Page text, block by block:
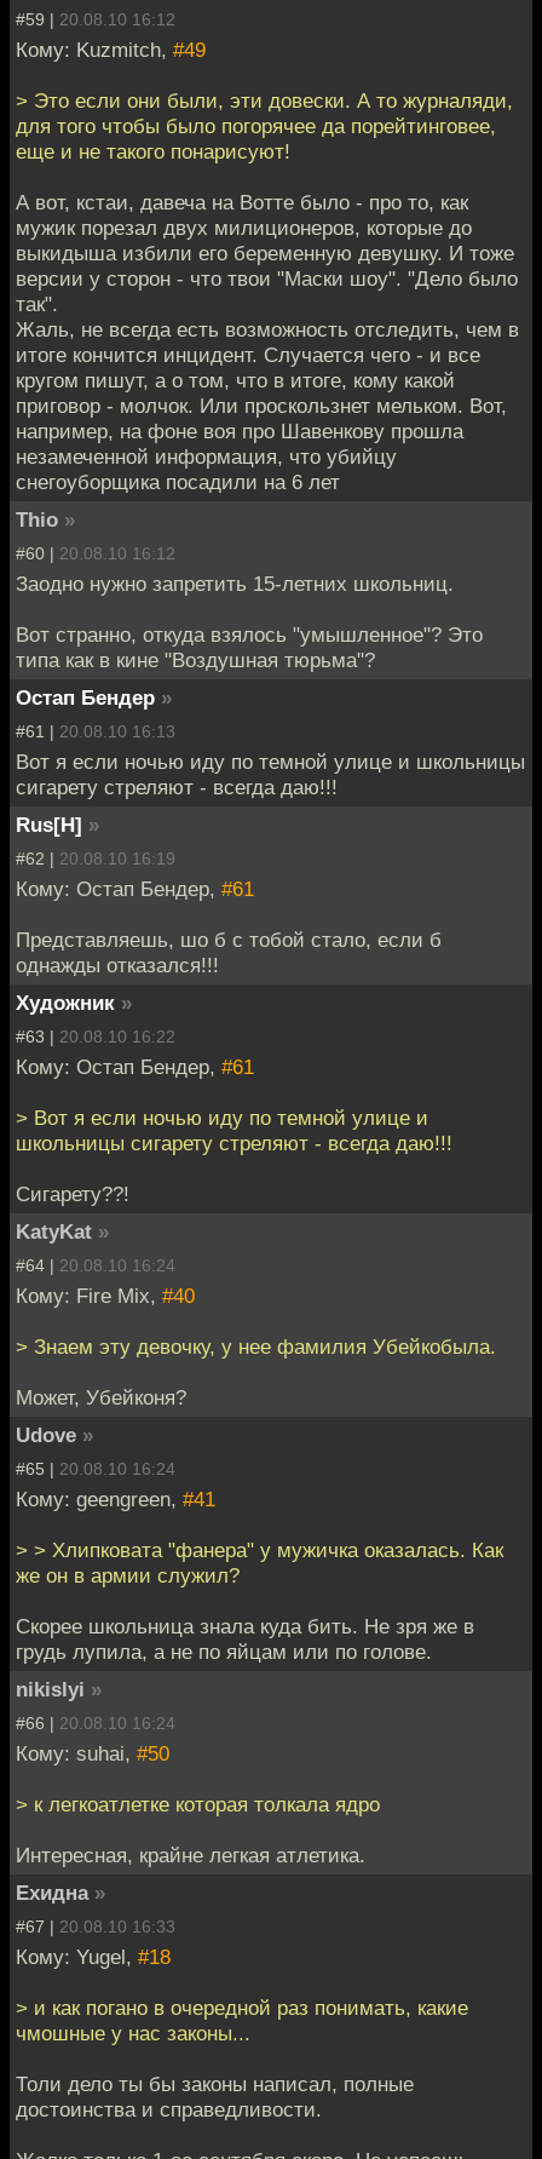
#59 | 20.08.10 16:12
Кому: Kuzmitch, #49
> Это если они были, эти довески. А то журналяди,
для того чтобы было погорячее да порейтинговее,
еще и не такого понарисуют!
А вот, кстаи, давеча на Вотте было - про то, как
мужик порезал двух милиционеров, которые до
выкидыша избили его беременную девушку. И тоже
версии у сторон - что твои "Маски шоу". "Дело было
так".
Жаль, не всегда есть возможность отследить, чем в
итоге кончится инцидент. Случается чего - и все
кругом пишут, а о том, что в итоге, кому какой
приговор - молчок. Или проскользнет мельком. Вот,
например, на фоне воя про Шавенкову прошла
незамеченной информация, что убийцу
снегоуборщика посадили на 6 лет
Thio »
#60 | 20.08.10 16:12
Заодно нужно запретить 15-летних школьниц.
Вот странно, откуда взялось "умышленное"? Это
типа как в кине "Воздушная тюрьма"?
Остап Бендер »
#61 | 20.08.10 16:13
Вот я если ночью иду по темной улице и школьницы
сигарету стреляют - всегда даю!!!
Rus[H] »
#62 | 20.08.10 16:19
Кому: Остап Бендер, #61
Представляешь, шо б с тобой стало, если б
однажды отказался!!!
Художник »
#63 | 20.08.10 16:22
Кому: Остап Бендер, #61
> Вот я если ночью иду по темной улице и
школьницы сигарету стреляют - всегда даю!!!
Сигарету??!
KatyKat »
#64 | 20.08.10 16:24
Кому: Fire Mix, #40
> Знаем эту девочку, у нее фамилия Убейкобыла.
Может, Убейконя?
Udove »
#65 | 20.08.10 16:24
Кому: geengreen, #41
> > Хлипковата "фанера" у мужичка оказалась. Как
же он в армии служил?
Скорее школьница знала куда бить. Не зря же в
грудь лупила, а не по яйцам или по голове.
nikislyi »
#66 | 20.08.10 16:24
Кому: suhai, #50
> к легкоатлетке которая толкала ядро
Интересная, крайне легкая атлетика.
Ехидна »
#67 | 20.08.10 16:33
Кому: Yugel, #18
> и как погано в очередной раз понимать, какие
чмошные у нас законы...
Толи дело ты бы законы написал, полные
достоинства и справедливости.